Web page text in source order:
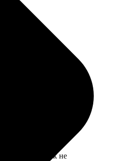
заказывать онлайн.
после стирок не